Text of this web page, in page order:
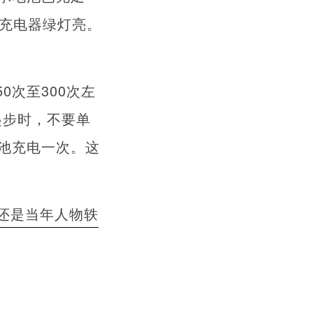
器绿灯亮。
次至300次左
时，不要单
充电一次。这
是当年人物轶